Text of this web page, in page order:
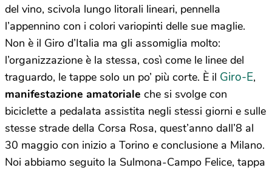
del vino, scivola lungo litorali lineari, pennella
l’appennino con i colori variopinti delle sue maglie.
Non è il Giro d’Italia ma gli assomiglia molto:
l’organizzazione è la stessa, così come le linee del
traguardo, le tappe solo un po’ più corte. È il Giro-E,
manifestazione amatoriale che si svolge con
biciclette a pedalata assistita negli stessi giorni e sulle
stesse strade della Corsa Rosa, quest’anno dall’8 al
30 maggio con inizio a Torino e conclusione a Milano.
Noi abbiamo seguito la Sulmona-Campo Felice, tappa